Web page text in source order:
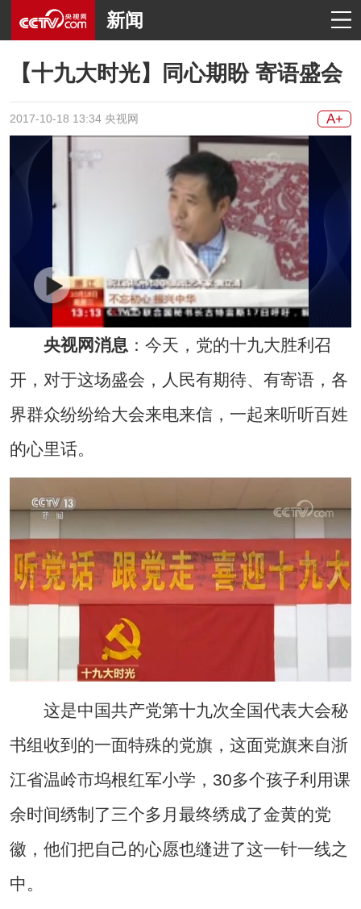
新闻
【十九大时光】同心期盼 寄语盛会
2017-10-18 13:34 央视网 A+
央视网消息 ：今天，党的十九大胜利召
开，对于这场盛会，人民有期待、有寄语，各
界群众纷纷给大会来电来信，一起来听听百姓
的心里话。
这是中国共产党第十九次全国代表大会秘
书组收到的一面特殊的党旗，这面党旗来自浙
江省温岭市坞根红军小学，30多个孩子利用课
余时间绣制了三个多月最终绣成了金黄的党
徽，他们把自己的心愿也缝进了这一针一线之
中。